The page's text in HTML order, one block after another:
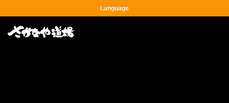
Language